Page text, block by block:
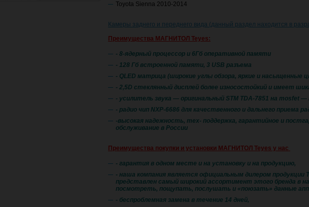
Toyota Sienna 2010-2014
Камеры заднего и переднего вида (данный раздел находится в
Преимущества МАГНИТОЛ Teyes:
- 8-ядерный процессор и 6Гб оперативной памяти
- 128 Гб встроенной памяти, 3 USB разъема
- QLED матрица (широкие углы обзора, яркие и насыщенные
- 2,5D стеклянный дисплей более износостойкий и имеет
- усилитель звука — оригинальный STM TDA-7851 на mosfet
- радио чип NXP-6686 для качественного и дальнего приема
​-высокая надежность, тех- поддержка, гарантийное и
обслуживание в России
Преимущества покупки и установки МАГНИТОЛ Teyes у нас
- гарантия в одном месте и на установку и на продукцию,
- наша компания является официальным дилером продукции
представлен самый широкий ассортимент этого бренда в
посмотреть, пощупать, послушать и «поюзать» данные
- беспроблемная замена в течение 14 дней,